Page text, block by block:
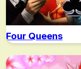
Four Queens